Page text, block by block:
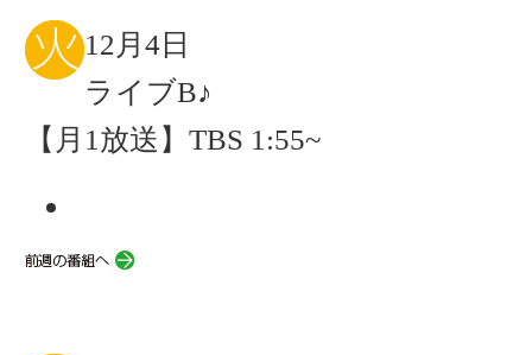
12月4日
ライブB♪
【月1放送】TBS 1:55~